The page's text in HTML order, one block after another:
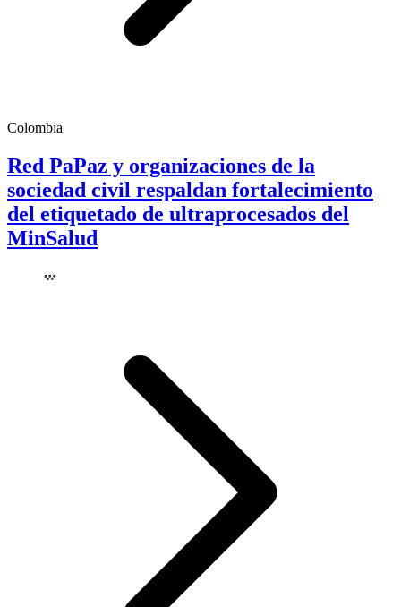
Colombia
Red PaPaz y organizaciones de la
sociedad civil respaldan fortalecimiento
del etiquetado de ultraprocesados del
MinSalud